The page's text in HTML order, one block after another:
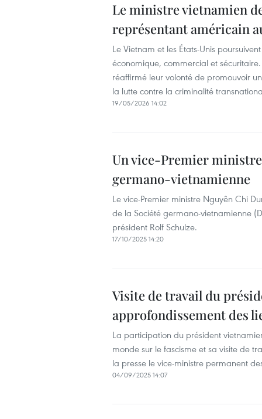
Le ministre vietnamien
représentant américain
Le Vietnam et les États-Unis
économique, commercial et
réaffirmé leur volonté de promouvoir
la lutte contre la criminalité
19/05/2026 14:02
Un vice-Premier
germano-vietnamienne
Le vice-Premier ministre Nguyên Chi
de la Société germano-vietnamienne
président Rolf Schulze.
17/10/2025 14:20
Visite de travail du
approfondissement des
La participation du président
monde sur le fascisme et sa visite de
la presse le vice-ministre permanent
04/09/2025 14:07